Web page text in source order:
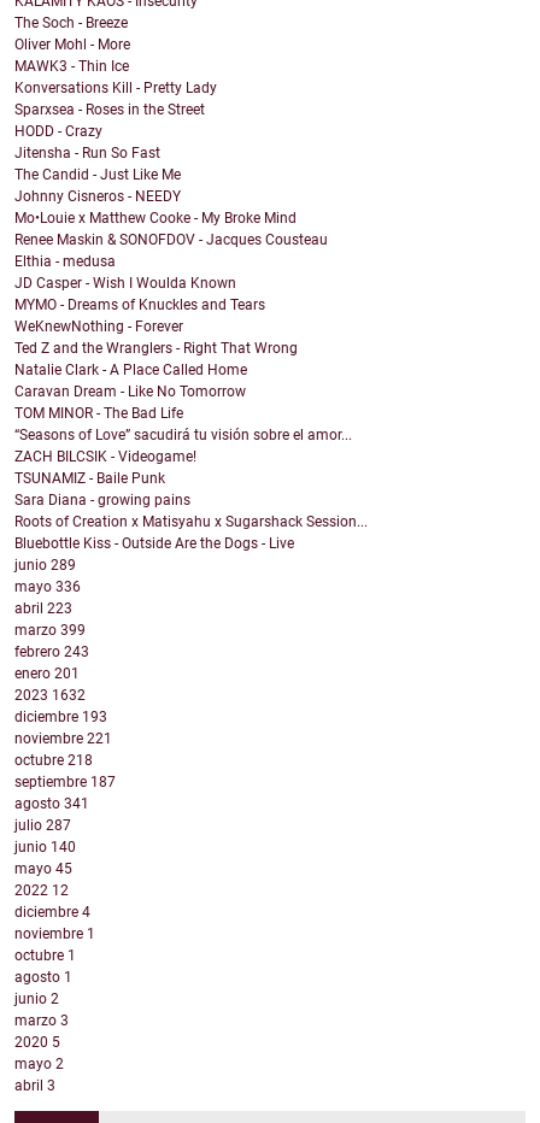
The Soch - Breeze
Oliver Mohl - More
MAWK3 - Thin Ice
Konversations Kill - Pretty Lady
Sparxsea - Roses in the Street
HODD - Crazy
Jitensha - Run So Fast
The Candid - Just Like Me
Johnny Cisneros - NEEDY
Mo•Louie x Matthew Cooke - My Broke Mind
Renee Maskin & SONOFDOV - Jacques Cousteau
Elthia - medusa
JD Casper - Wish I Woulda Known
MYMO - Dreams of Knuckles and Tears
WeKnewNothing - Forever
Ted Z and the Wranglers - Right That Wrong
Natalie Clark - A Place Called Home
Caravan Dream - Like No Tomorrow
TOM MINOR - The Bad Life
“Seasons of Love” sacudirá tu visión sobre el amor...
ZACH BILCSIK - Videogame!
TSUNAMIZ - Baile Punk
Sara Diana - growing pains
Roots of Creation x Matisyahu x Sugarshack Session...
Bluebottle Kiss - Outside Are the Dogs - Live
junio 289
mayo 336
abril 223
marzo 399
febrero 243
enero 201
2023 1632
diciembre 193
noviembre 221
octubre 218
septiembre 187
agosto 341
julio 287
junio 140
mayo 45
2022 12
diciembre 4
noviembre 1
octubre 1
agosto 1
junio 2
marzo 3
2020 5
mayo 2
abril 3